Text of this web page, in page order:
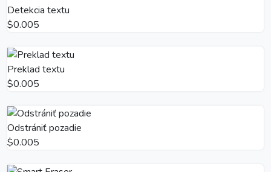
Detekcia textu
$0.005
Preklad textu
$0.005
Odstrániť pozadie
$0.005